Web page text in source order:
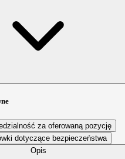
za oferowaną pozycję
dotyczące bezpieczeństwa
Opis